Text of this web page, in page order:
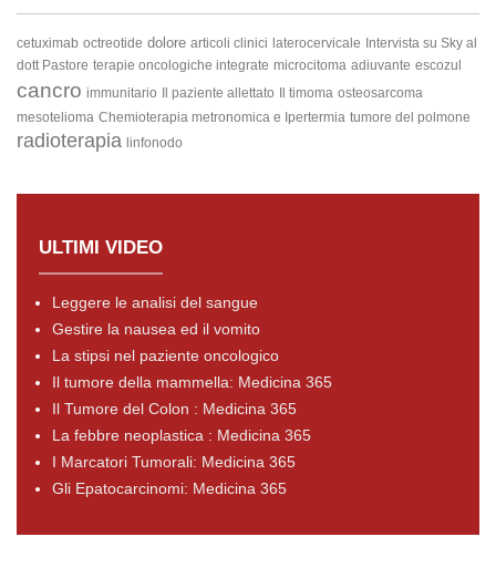
cetuximab octreotide dolore articoli clinici laterocervicale Intervista su Sky al
dott Pastore terapie oncologiche integrate microcitoma adiuvante escozul
cancro immunitario Il paziente allettato Il timoma osteosarcoma
mesotelioma Chemioterapia metronomica e Ipertermia tumore del polmone
radioterapia linfonodo
ULTIMI VIDEO
Leggere le analisi del sangue
Gestire la nausea ed il vomito
La stipsi nel paziente oncologico
Il tumore della mammella: Medicina 365
Il Tumore del Colon : Medicina 365
La febbre neoplastica : Medicina 365
I Marcatori Tumorali: Medicina 365
Gli Epatocarcinomi: Medicina 365